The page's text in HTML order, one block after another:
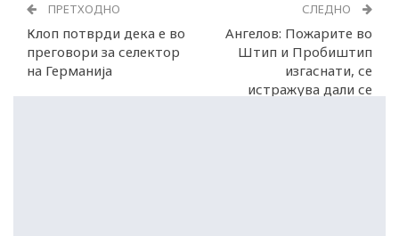
ПРЕТХОДНО
Клоп потврди дека е во
преговори за селектор
на Германија
СЛЕДНО
Ангелов: Пожарите во
Штип и Пробиштип
изгаснати, се
истражува дали се